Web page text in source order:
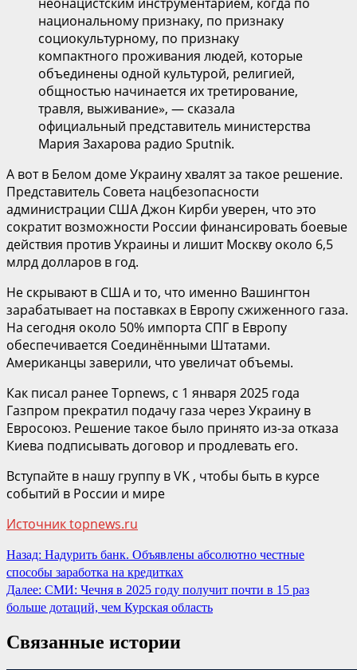
национальному признаку, по признаку
социокультурному, по признаку
компактного проживания людей, которые
объединены одной культурой, религией,
общностью начинается их третирование,
травля, выживание», — сказала
официальный представитель министерства
Мария Захарова радио Sputnik.
А вот в Белом доме Украину хвалят за такое решение.
Представитель Совета нацбезопасности
администрации США Джон Кирби уверен, что это
сократит возможности России финансировать боевые
действия против Украины и лишит Москву около 6,5
млрд долларов в год.
Не скрывают в США и то, что именно Вашингтон
зарабатывает на поставках в Европу сжиженного газа.
На сегодня около 50% импорта СПГ в Европу
обеспечивается Соединёнными Штатами.
Американцы заверили, что увеличат объемы.
Как писал ранее Topnews, с 1 января 2025 года
Газпром прекратил подачу газа через Украину в
Евросоюз. Решение такое было принято из-за отказа
Киева подписывать договор и продлевать его.
Вступайте в нашу группу в VK , чтобы быть в курсе
событий в России и мире
Источник topnews.ru
Продолжить
чтение
Назад: Надурить банк. Объявлены абсолютно честные
способы заработка на кредитках
Далее: СМИ: Чечня в 2025 году получит почти в 15 раз
больше дотаций, чем Курская область
Связанные истории